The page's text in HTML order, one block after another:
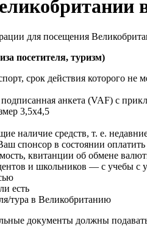
для посещения
посетителя, туризм)
срок действия которого
анкета (VAF) с
3,5х4,5
наличие средств, т. е.
спонсор в состоянии оплатить
квитанции об обмене
и школьников — с учебы с
есть
тура в Великобританию
документы должны